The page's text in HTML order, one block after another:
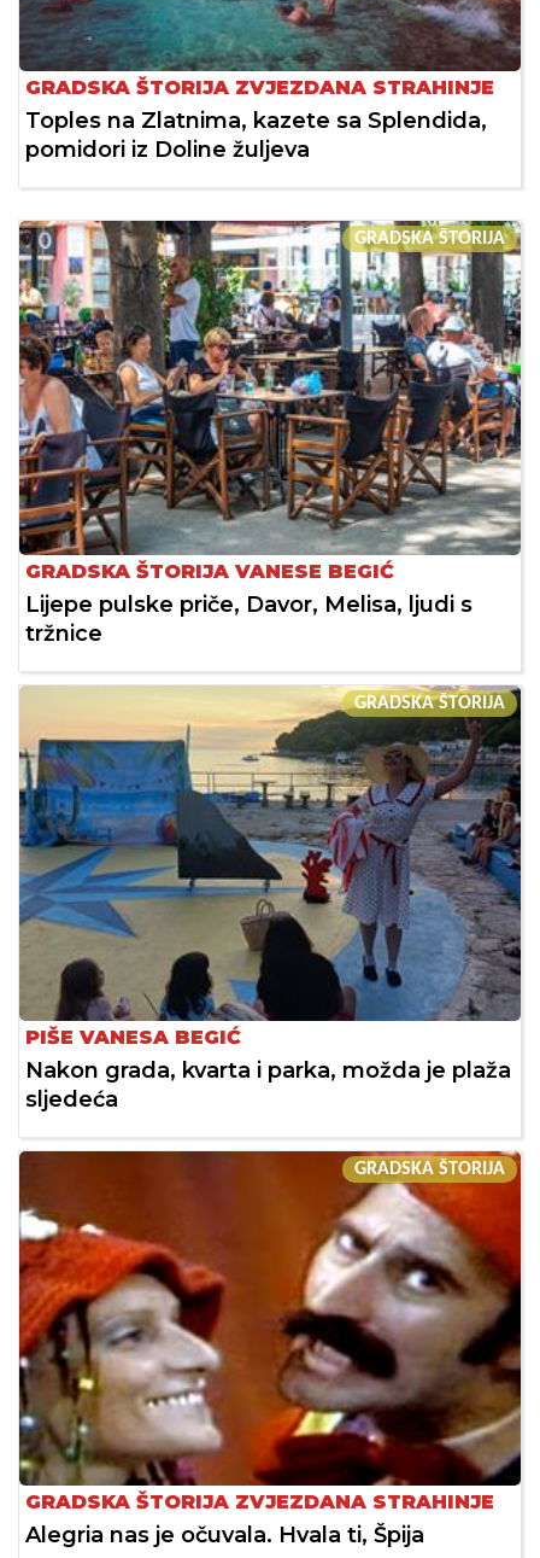
GRADSKA ŠTORIJA ZVJEZDANA STRAHINJE
Toples na Zlatnima, kazete sa Splendida,
pomidori iz Doline žuljeva
GRADSKA ŠTORIJA
GRADSKA ŠTORIJA VANESE BEGIĆ
Lijepe pulske priče, Davor, Melisa, ljudi s
tržnice
GRADSKA ŠTORIJA
PIŠE VANESA BEGIĆ
Nakon grada, kvarta i parka, možda je plaža
sljedeća
GRADSKA ŠTORIJA
GRADSKA ŠTORIJA ZVJEZDANA STRAHINJE
Alegria nas je očuvala. Hvala ti, Špija